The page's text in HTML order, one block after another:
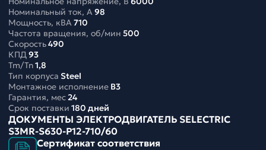
Номинальный ток, A98
Мощность, кВА710
Частота вращения, об/мин 500
Скорость490
КПД93
Tm/Tn1,8
Тип корпуса Steel
Монтажное исполнение B3
Гарантия, мес24
Срок поставки 180 дней
ДОКУМЕНТЫ ЭЛЕКТРОДВИГАТЕЛЬ SELECTRIC
S3MR-S630-P12-710/60
Сертификат соответствия